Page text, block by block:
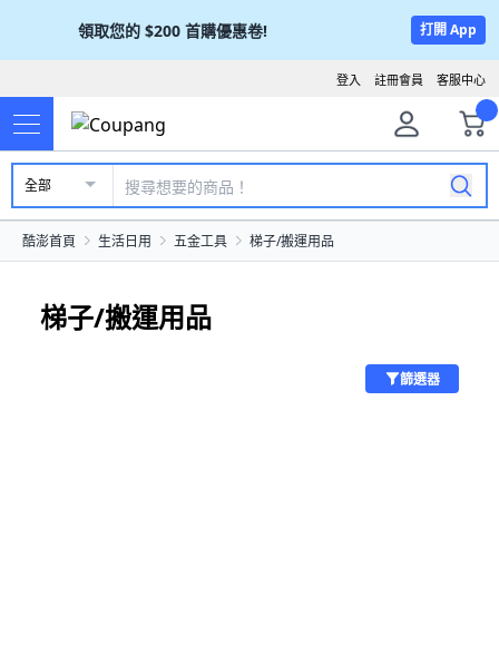
領取您的 $200 首購優惠卷! 打開 App
客服中心
註冊會員
登入
全部
酷澎首頁 生活日用 五金工具 梯子/搬運用品
梯子/搬運用品
篩選器